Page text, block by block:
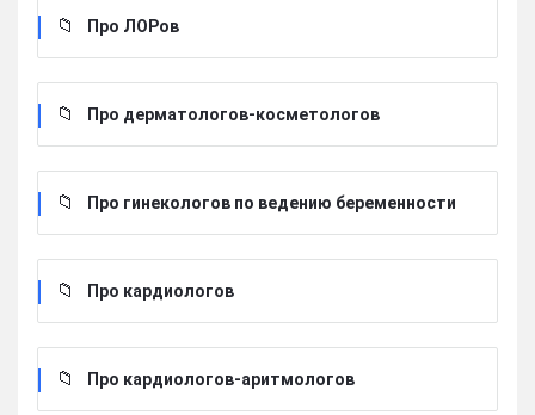
Про ЛОРов
Про дерматологов-косметологов
Про гинекологов по ведению беременности
Про кардиологов
Про кардиологов-аритмологов